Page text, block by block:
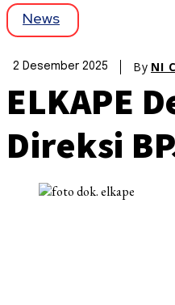
News
2 Desember 2025 By NI
ELKAPE
Direksi